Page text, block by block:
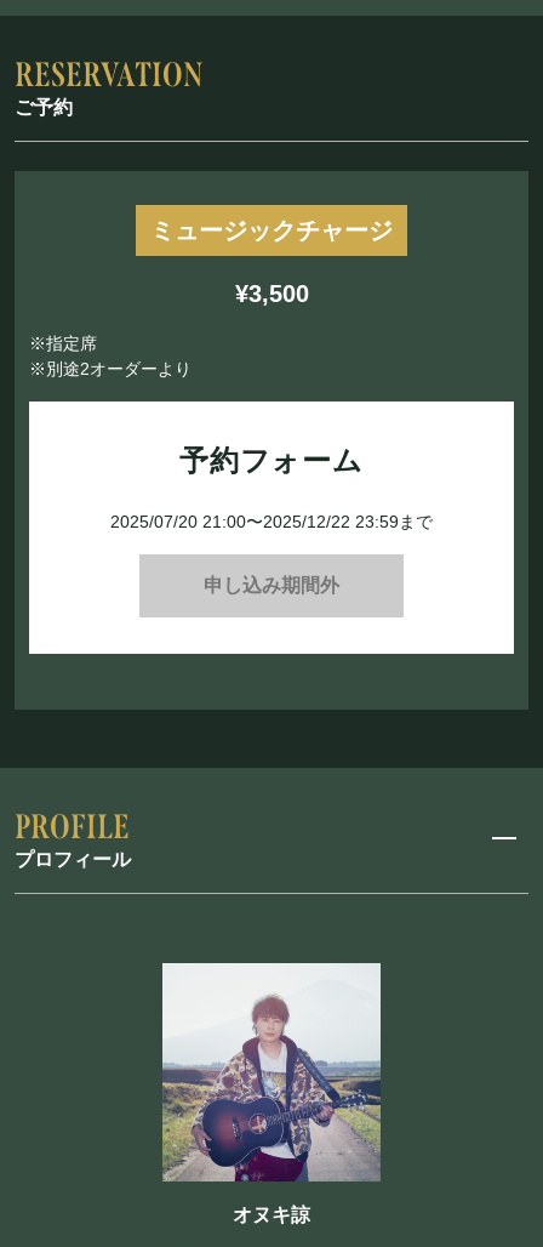
ご予約
ミュージックチャージ
¥3,500
※指定席
※別途2オーダーより
予約フォーム
2025/07/20 21:00〜2025/12/22 23:59まで
申し込み期間外
プロフィール
オヌキ諒